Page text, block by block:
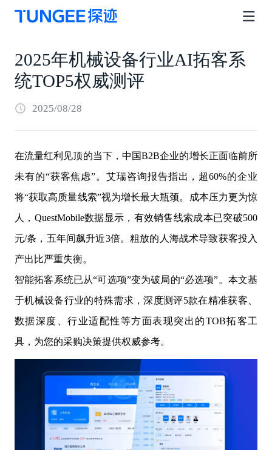
2025年机械设备行业AI拓客系
统TOP5权威测评
2025/08/28
在流量红利见顶的当下，中国B2B企业的增长正面临前所
未有的“获客焦虑”。艾瑞咨询报告指出，超60%的企业
将“获取高质量线索”视为增长最大瓶颈。成本压力更为惊
人，QuestMobile数据显示，有效销售线索成本已突破500
元/条，五年间飙升近3倍。粗放的人海战术导致获客投入
产出比严重失衡。
智能拓客系统已从“可选项”变为破局的“必选项”。本文基
于机械设备行业的特殊需求，深度测评5款在精准获客、
数据深度、行业适配性等方面表现突出的TOB拓客工
具，为您的采购决策提供权威参考。